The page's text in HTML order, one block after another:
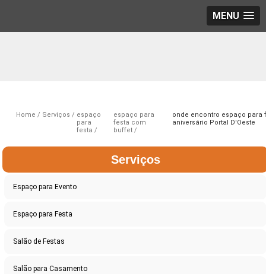
MENU
Home Serviços
espaço
para
festa
espaço para
festa com
buffet
onde encontro espaço para
aniversário Portal D'Oeste
Serviços
Espaço para Evento
Espaço para Festa
Salão de Festas
Salão para Casamento